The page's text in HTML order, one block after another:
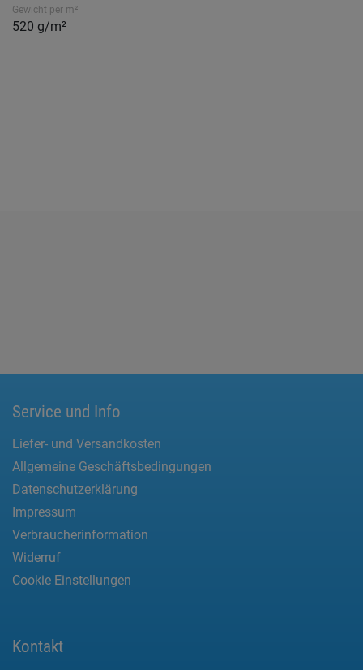
Gewicht per m²
520 g/m²
Service und Info
Liefer- und Versandkosten
Allgemeine Geschäftsbedingungen
Datenschutzerklärung
Impressum
Verbraucherinformation
Widerruf
Cookie Einstellungen
Kontakt